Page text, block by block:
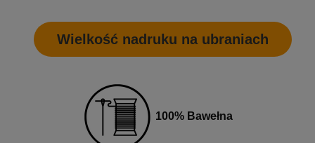
Wielkość nadruku na ubraniach
100% Bawełna